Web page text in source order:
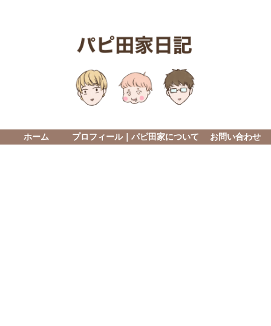
ホーム プロフィール｜パピ田家について お問い合わせ